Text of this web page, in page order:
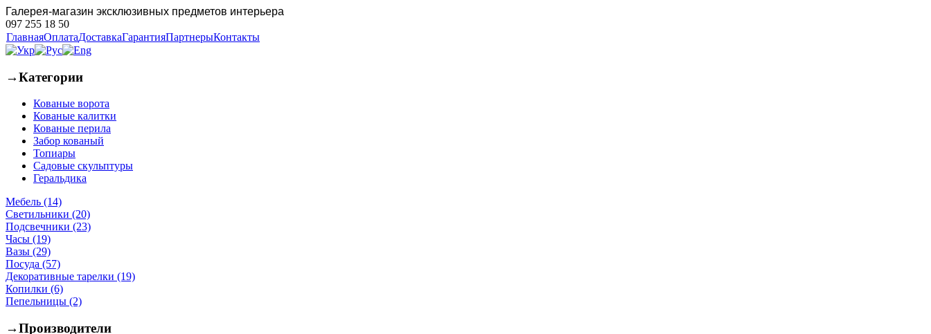
Галерея-магазин эксклюзивных предметов интерьера
097 255 18 50
ГлавнаяОплатаДоставкаГарантияПартнерыКонтакты
→Категории
Кованые ворота
Кованые калитки
Кованые перила
Забор кованый
Топиары
Садовые скульптуры
Геральдика
Мебель (14)
Светильники (20)
Подсвечники (23)
Часы (19)
Вазы (29)
Посуда (57)
Декоративные тарелки (19)
Копилки (6)
Пепельницы (2)
→Производители